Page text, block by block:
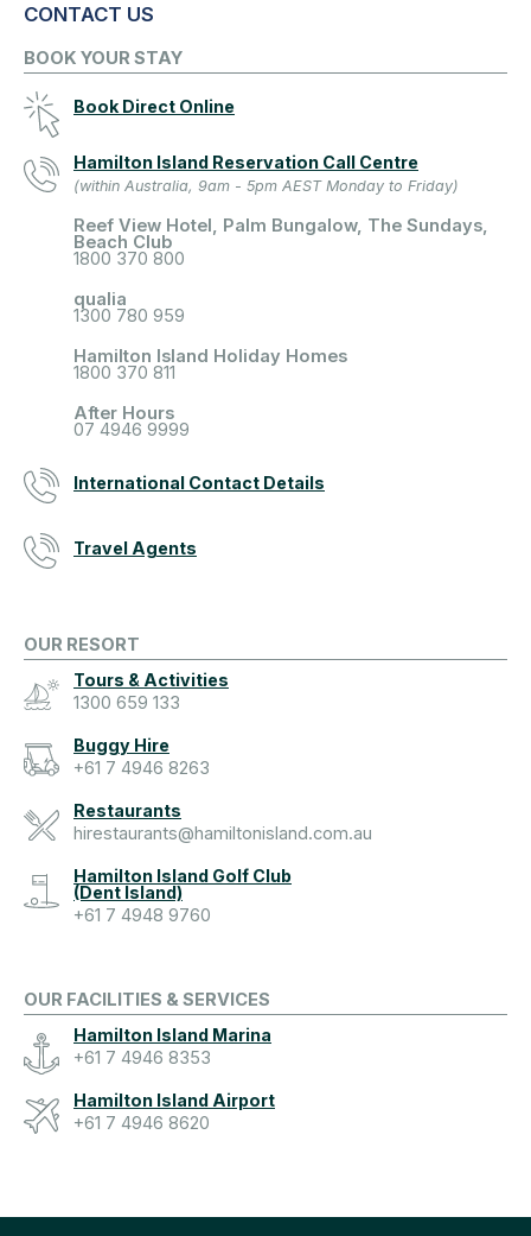
CONTACT US
BOOK YOUR STAY
Book Direct Online
Hamilton Island Reservation Call Centre
(within Australia, 9am - 5pm AEST Monday to Friday)
Reef View Hotel, Palm Bungalow, The Sundays,
Beach Club
1800 370 800
qualia
1300 780 959
Hamilton Island Holiday Homes
1800 370 811
After Hours
07 4946 9999
International Contact Details
Travel Agents
OUR RESORT
Tours & Activities
1300 659 133
Buggy Hire
+61 7 4946 8263
Restaurants
hirestaurants@hamiltonisland.com.au
Hamilton Island Golf Club
(Dent Island)
+61 7 4948 9760
OUR FACILITIES & SERVICES
Hamilton Island Marina
+61 7 4946 8353
Hamilton Island Airport
+61 7 4946 8620